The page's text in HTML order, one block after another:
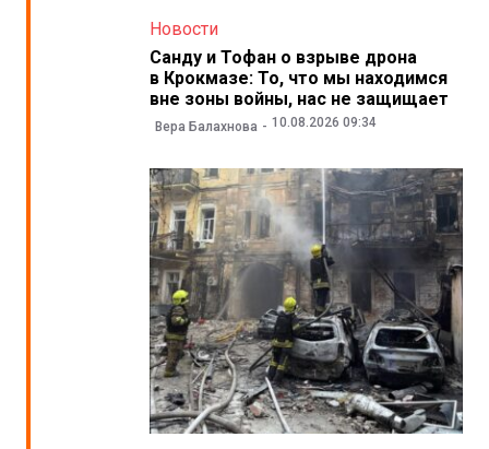
Новости
Санду и Тофан о взрыве дрона
в Крокмазе: То, что мы находимся
вне зоны войны, нас не защищает
Вера Балахнова 10.08.2026 09:34